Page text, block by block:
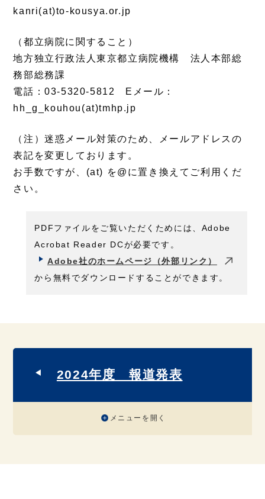
kanri(at)to-kousya.or.jp
（都立病院に関すること）
地方独立行政法人東京都立病院機構 法人本部総
務部総務課
電話：03-5320-5812 Eメール：
hh_g_kouhou(at)tmhp.jp
（注）迷惑メール対策のため、メールアドレスの
表記を変更しております。
お手数ですが、(at) を@に置き換えてご利用くだ
さい。
PDFファイルをご覧いただくためには、Adobe
Acrobat Reader DCが必要です。
Adobe社のホームページ（外部リンク）
から無料でダウンロードすることができます。
2024年度 報道発表
メニューを開く